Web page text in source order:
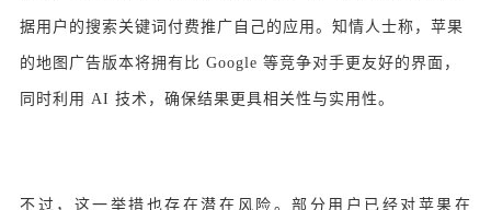
据用户的搜索关键词付费推广自己的应用。知情人士称，苹果
的地图广告版本将拥有比 Google 等竞争对手更友好的界面，
同时利用 AI 技术，确保结果更具相关性与实用性。
不过，这一举措也存在潜在风险。部分用户已经对苹果在